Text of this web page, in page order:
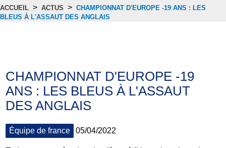
ACCUEIL > ACTUS > CHAMPIONNAT D'EUROPE -19 ANS : LES
BLEUS À L'ASSAUT DES ANGLAIS
CHAMPIONNAT D'EUROPE -19
ANS : LES BLEUS À L'ASSAUT
DES ANGLAIS
Équipe de france 05/04/2022